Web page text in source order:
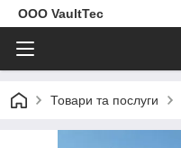
ООО VaultTec
Товари та послуги